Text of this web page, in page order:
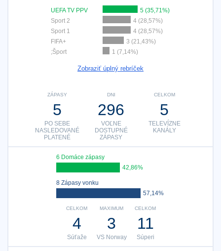
UEFA TV PPV
5 (35,71%)
Sport 2
4 (28,57%)
Sport 1
4 (28,57%)
FIFA+
3 (21,43%)
;Šport
1 (7,14%)
Zobraziť úplný rebríček
CELKOM
5
TELEVÍZNE
KANÁLY
DNI
296
VOĽNE
DOSTUPNÉ
ZÁPASY
ZÁPASY
5
PO SEBE
NASLEDOVANÉ
PLATENÉ
6 Domáce zápasy
42,86%
8 Zápasy vonku
57,14%
CELKOM
11
Súperi
MAXIMUM
3
VS Norway
CELKOM
4
Súťaže